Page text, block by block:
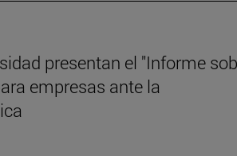
presentan el "Informe
empresas ante la